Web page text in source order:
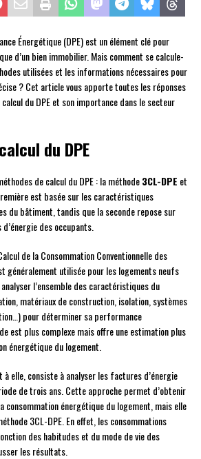
Énergétique (DPE) est un élément clé pour
d’un bien immobilier. Mais comment se calcule-
utilisées et les informations nécessaires pour
? Cet article vous apporte toutes les réponses
du DPE et son importance dans le secteur
du DPE
de calcul du DPE : la méthode3CL-DPE et
est basée sur les caractéristiques
du bâtiment, tandis que la seconde repose sur
des occupants.
de la Consommation Conventionnelle des
généralement utilisée pour les logements neufs
l’ensemble des caractéristiques du
matériaux de construction, isolation, systèmes
pour déterminer sa performance
est plus complexe mais offre une estimation plus
énergétique du logement.
elle, consiste à analyser les factures d’énergie
de trois ans. Cette approche permet d’obtenir
consommation énergétique du logement, mais elle
3CL-DPE. En effet, les consommations
des habitudes et du mode de vie des
les résultats.